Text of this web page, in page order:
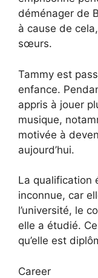
déménager de
à cause de
sœurs.
Tammy est
enfance.
appris à jouer
musique,
motivée à
aujourd’hui.
La qualification
inconnue, car
l’université, le
elle a étudié.
qu’elle est
Career